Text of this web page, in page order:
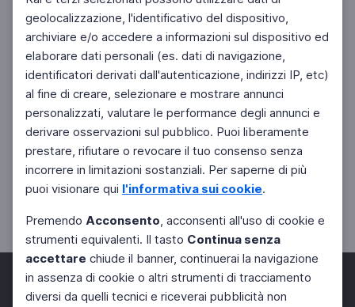
geolocalizzazione, l'identificativo del dispositivo,
archiviare e/o accedere a informazioni sul dispositivo ed
elaborare dati personali (es. dati di navigazione,
identificatori derivati dall'autenticazione, indirizzi IP, etc)
al fine di creare, selezionare e mostrare annunci
personalizzati, valutare le performance degli annunci e
derivare osservazioni sul pubblico. Puoi liberamente
prestare, rifiutare o revocare il tuo consenso senza
incorrere in limitazioni sostanziali. Per saperne di più
puoi visionare qui l'informativa sui cookie.
Premendo Acconsento, acconsenti all'uso di cookie e
strumenti equivalenti. Il tasto Continua senza
accettare chiude il banner, continuerai la navigazione
in assenza di cookie o altri strumenti di tracciamento
diversi da quelli tecnici e riceverai pubblicità non